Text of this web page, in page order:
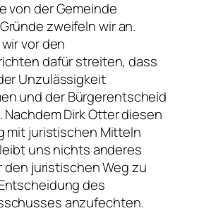
von der Gemeinde
zweifeln wir an.
vor den
dafür streiten, dass
Unzulässigkeit
und der Bürgerentscheid
Dirk Otter diesen
mit juristischen Mitteln
uns nichts anderes
den juristischen Weg zu
des
anzufechten.